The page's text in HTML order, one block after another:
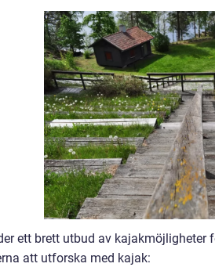
ett brett utbud av kajakmöjligheter
att utforska med kajak: